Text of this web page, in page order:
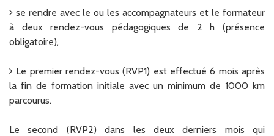
se rendre avec le ou les accompagnateurs et le formateur
à deux rendez-vous pédagogiques de 2 h (présence
obligatoire),
Le premier rendez-vous (RVP1) est effectué 6 mois après
la fin de formation initiale avec un minimum de 1000 km
parcourus.
Le second (RVP2) dans les deux derniers mois qui